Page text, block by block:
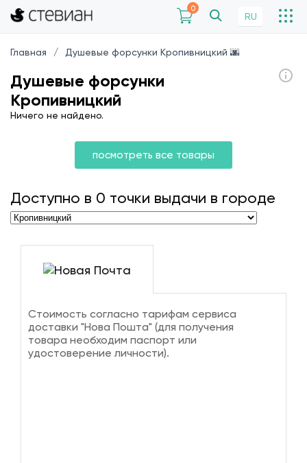
0
RU
Главная Душевые форсунки Кропивницкий 🌆
Душевые форсунки
Кропивницкий
Ничего не найдено.
посмотреть все товары
Доступно в 0 точки выдачи в городе
Стоимость согласно тарифам сервиса
доставки "Нова Пошта" (для получения
товара необходим паспорт или
удостоверение личности).